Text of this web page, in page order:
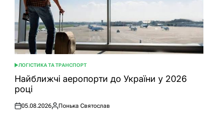
ОПУБЛІКУВАТИ
У
ЛОГІСТИКА ТА ТРАНСПОРТ
Найближчі аеропорти до України у 2026
році
Оприлюднено
05.08.2026
Опубліковано
Понька Святослав